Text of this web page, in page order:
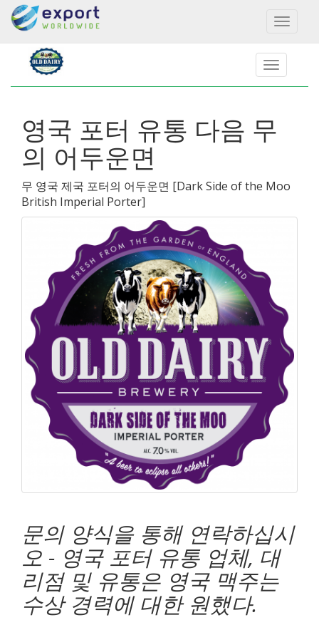
Toggle
영국 포터 유통 다음 무
의 어두운면
무 영국 제국 포터의 어두운면 [Dark Side of the Moo
British Imperial Porter]
문의 양식을 통해 연락하십시
오 - 영국 포터 유통 업체, 대
리점 및 유통은 영국 맥주는
수상 경력에 대한 원했다.